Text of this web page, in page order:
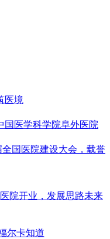
医境
国医学科学院阜外医院
国医院建设大会，载誉
院开业，发展思路未来
尔卡知道